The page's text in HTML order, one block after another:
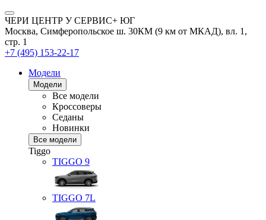
ЧЕРИ ЦЕНТР У СЕРВИС+ ЮГ
Москва, Симферопольское ш. 30КМ (9 км от МКАД), вл. 1,
стр. 1
+7 (495) 153-22-17
Модели
Модели
Все модели
Кроссоверы
Седаны
Новинки
Все модели
Tiggo
TIGGO 9
TIGGO 7L